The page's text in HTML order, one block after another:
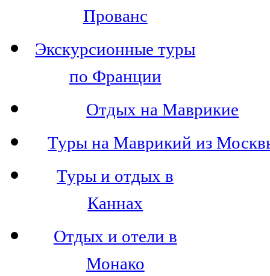
Прованс
Экскурсионные туры
по Франции
Отдых на Маврикие
Туры на Маврикий из
Туры и отдых в
Каннах
Отдых и отели в
Монако